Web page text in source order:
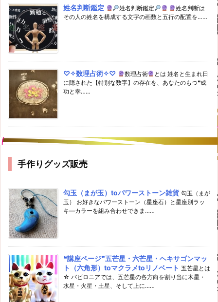
姓名判断鑑定 姓名判断鑑定
姓名判断は
その人の姓名を構成する文字の画数と五行の配置を……
♡✧数理占術✧♡ 数理占術
とは 姓名と生まれ日
に隠された【特別な数字】の存在を、あなたのもつ❝成
功と幸……
手作りグッズ販売
勾玉（まが玉）toパワーストーン雑貨 勾玉（まが
玉） お好きなパワーストーン（星座石）と星座別ラッ
キ―カラーを組み合わせできま……
❝講座ページ❞五芒星・六芒星・ヘキサゴンマッ
ト（六角形）toマクラメtoリノベート 五芒星とは
☆ バビロニアでは、五芒星の各方向を割り当に木星・
水星・火星・土星、そして上に……